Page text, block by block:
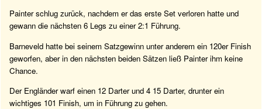
Painter schlug zurück, nachdem er das erste Set verloren hatte und
gewann die nächsten 6 Legs zu einer 2:1 Führung.
Barneveld hatte bei seinem Satzgewinn unter anderem ein 120er Finish
geworfen, aber in den nächsten beiden Sätzen ließ Painter ihm keine
Chance.
Der Engländer warf einen 12 Darter und 4 15 Darter, drunter ein
wichtiges 101 Finish, um in Führung zu gehen.